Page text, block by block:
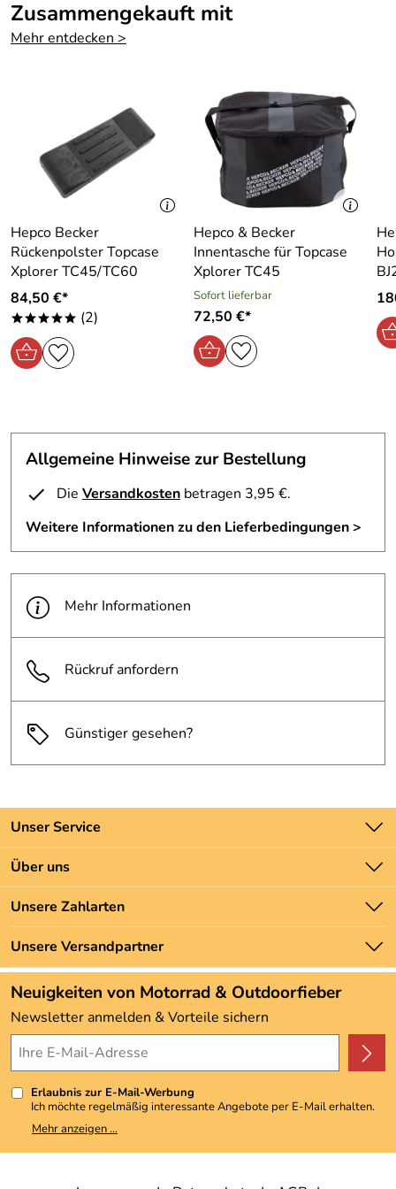
Bewertungsdatum: 22.09.2012
Rüdiger
Sehr gute Verarbeitung, gefälliges Design, ausreichender
Platz für Helm, Handschuhe, Nierengurt und einen
Regenkombi.
Nur der zu kleine Schlüssel ist was für Kinder und eine
Fummelei.
Kaufdatum: 09.04.2012
Bewertungsdatum: 02.05.2012
Zusammengekauft mit
Mehr entdecken >
Hepco Becker
Rückenpolster Topcase
Xplorer TC45/TC60
84,50 €*
***** (2)
Hepco & Becker
Innentasche für Topcase
Xplorer TC45
Sofort lieferbar
72,50 €*
Allgemeine Hinweise zur Bestellung
Die Versandkosten betragen 3,95 €.
Weitere Informationen zu den Lieferbedingungen >
Mehr Informationen
Rückruf anfordern
Günstiger gesehen?
Unser Service
Kontakt
Batteriegesetz
Newsletter
Zahlung und Versand
Über uns
Unsere Bestseller
Marken
Neu
Angebote
Kundenbewertungen (3.493)
4,9/5*****
Unsere Zahlarten
Unsere Versandpartner
Neuigkeiten von Motorrad & Outdoorfieber
Newsletter anmelden & Vorteile sichern
Erlaubnis zur E-Mail-Werbung
Ich möchte regelmäßig interessante Angebote per E-Mail erhalten.
Meine E-Mail-Adresse wird nicht an andere Unternehmen
weitergegeben. Zu statistischen Zwecken wird in anonymer Form
Mehr anzeigen ...